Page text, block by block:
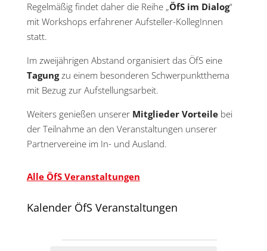
Regelmäßig findet daher die Reihe „ÖfS im Dialog“
mit Workshops erfahrener Aufsteller-KollegInnen
statt.
Im zweijährigen Abstand organisiert das ÖfS eine
Tagungzu einem besonderen Schwerpunktthema
mit Bezug zur Aufstellungsarbeit.
Weiters genießen unserer Mitglieder Vorteilebei
der Teilnahme an den Veranstaltungen unserer
Partnervereine im In- und Ausland.
Alle ÖfS Veranstaltungen
Kalender ÖfS Veranstaltungen